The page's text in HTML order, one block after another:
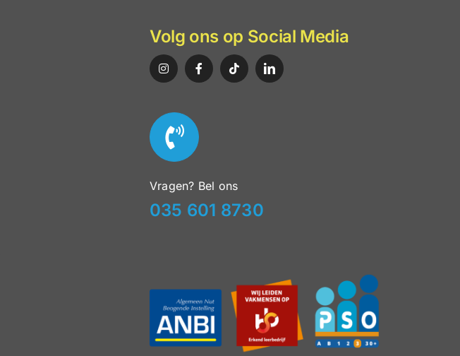
Boekenweek 2026
Volg ons op Social Media
Vragen? Bel ons
035 601 8730